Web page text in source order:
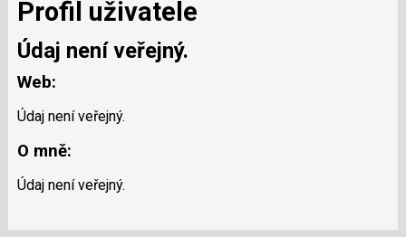
Profil uživatele
Údaj není veřejný.
Web:
Údaj není veřejný.
O mně:
Údaj není veřejný.